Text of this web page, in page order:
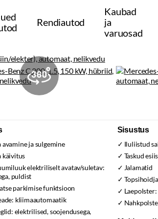
Rendiautod
Kaubad
ja
varuosad
ja sulgemine
käivitus
elektriliselt avatav/suletav:
puldist
parkimise funktsioon
kliimaautomaatik
elektrilised, soojendusega,
Sisustus
Iluliistud
Taskud
Jalamatid
Laepolster: